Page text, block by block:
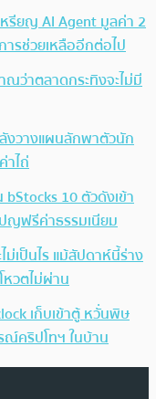
รียญ AI Agent มูลค่า 2
รช่วยเหลืออีกต่อไป
ว่าตลาดกระทิงจะไม่มี
งวางแผนลักพาตัวนัก
าไถ่
10 ตัวดังเข้า
ญฟรีค่าธรรมเนียม
เป็นไร แม้สัปดาห์นี้ร่าง
หวตไม่ผ่าน
เก็บเข้าตู้ หวั่นพิษ
คริปโทฯ ในบ้าน